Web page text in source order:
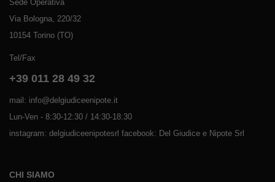
Sede Operativa
Via Bologna, 220/32
10154 Torino (TO)
Tel/Fax
+39 011 28 49 32
mail: info@delgiudiceenipote.it
Lun-Ven - 8:30-12:30 / 14:30-18:30
instagram: delgiudiceenipotesrl facebook: Del Giudice e Nipote Srl
CHI SIAMO